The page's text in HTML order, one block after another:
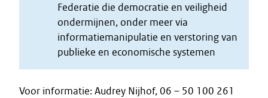
Federatie die democratie en veiligheid
ondermijnen, onder meer via
informatiemanipulatie en verstoring van
publieke en economische systemen
Voor informatie: Audrey Nijhof, 06 – 50 100 261